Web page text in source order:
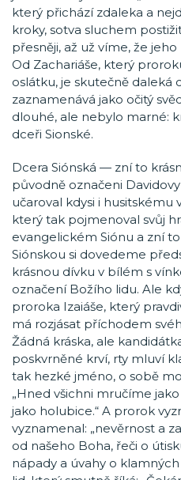
který přichází zdaleka a
kroky, sotva sluchem
přesněji, až už víme, že
Od Zachariáše, který
oslátku, je skutečně daleká
zaznamenává jako očitý
dlouhé, ale nebylo marné:
dceři Sionské.
Dcera Siónská — zní to
původně označeni
učaroval kdysi i husitskému
který tak pojmenoval svůj
evangelickém Siónu a zní
Siónskou si dovedeme
krásnou dívku v bílém s
označení Božího lidu. Ale
proroka Izaiáše, který
má rozjásat příchodem
Žádná kráska, ale
poskvrněné krví, rty mluví
tak hezké jméno, o sobě
„Hned všichni mručíme
jako holubice.“ A prorok
vyznamenal: „nevěrnost a
od našeho Boha, řeči o
nápady a úvahy o